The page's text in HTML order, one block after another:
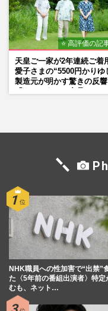
⭐ 高評価の記
天皇ご一家が2年連続ご着
愛子さまの“5500円かりゆ
製造元が明かす驚きの反響
NHK職員への性加害で“出禁”
た〈5年前の番組出演者〉特定
むも、ネット…